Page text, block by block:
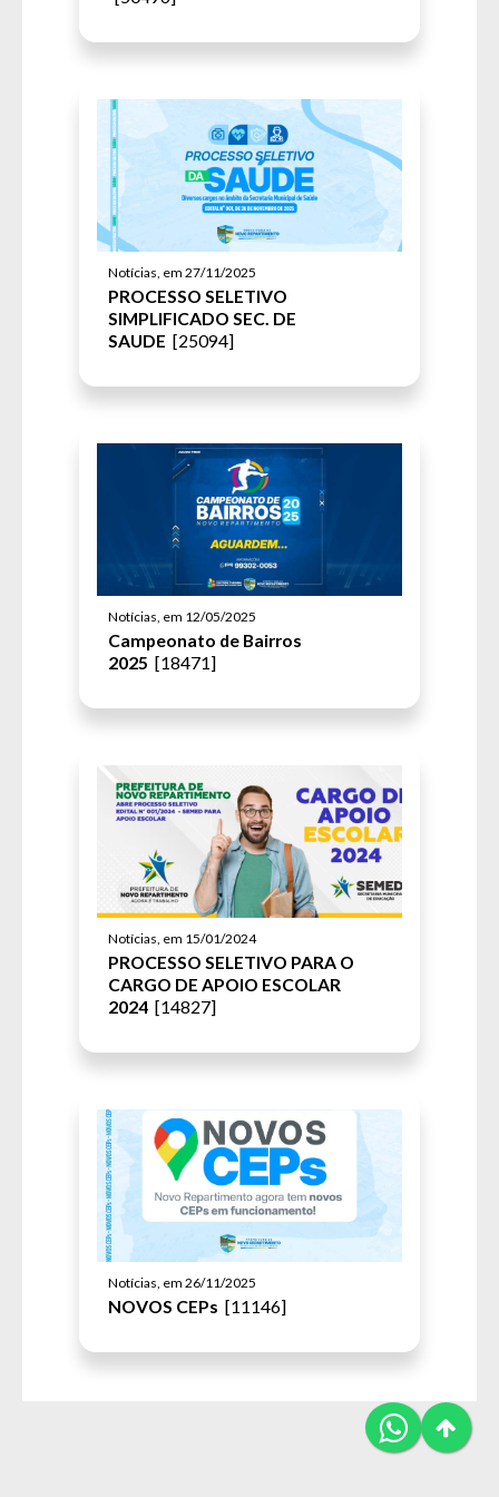
Notícias, em 27/11/2025
PROCESSO SELETIVO
SIMPLIFICADO SEC. DE
SAUDE [25094]
Notícias, em 12/05/2025
Campeonato de Bairros
2025 [18471]
Notícias, em 15/01/2024
PROCESSO SELETIVO PARA O
CARGO DE APOIO ESCOLAR
2024 [14827]
Notícias, em 26/11/2025
NOVOS CEPs [11146]